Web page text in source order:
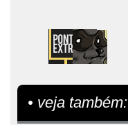
• veja também: